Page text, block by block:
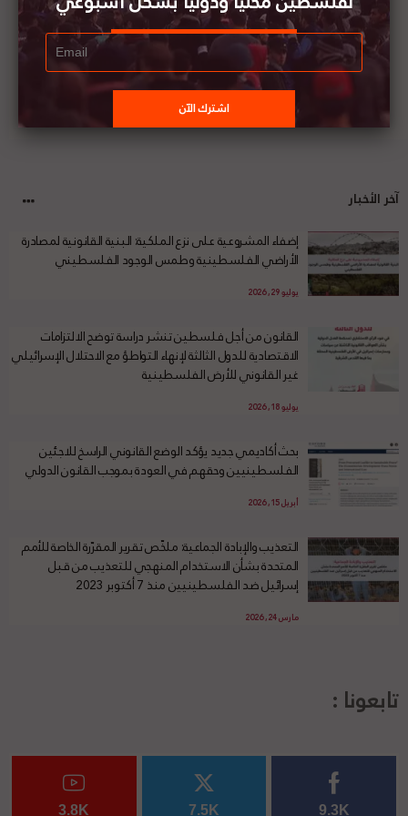
آخر الأخبار
إضفاء المشروعية على نزع الملكية: البنية القانونية لمصادرة
الأراضي الفلسطينية وطمس الوجود الفلسطيني
يوليو 29, 2026
القانون من أجل فلسطين تنشر دراسة توضح الالتزامات
الاقتصادية للدول الثالثة لإنهاء التواطؤ مع الاحتلال الإسرائيلي
غير القانوني للأرض الفلسطينية
يوليو 18, 2026
بحث أكاديمي جديد يؤكد الوضع القانوني الراسخ للاجئين
الفلسطينيين وحقهم في العودة بموجب القانون الدولي
أبريل 15, 2026
التعذيب والإبادة الجماعية: ملخّص تقرير المقرّرة الخاصة للأمم
المتحدة بشأن الاستخدام المنهجي للتعذيب من قبل
إسرائيل ضد الفلسطينيين منذ 7 أكتوبر 2023
مارس 24, 2026
تابعونا :
9.3K
7.5K
3.8K